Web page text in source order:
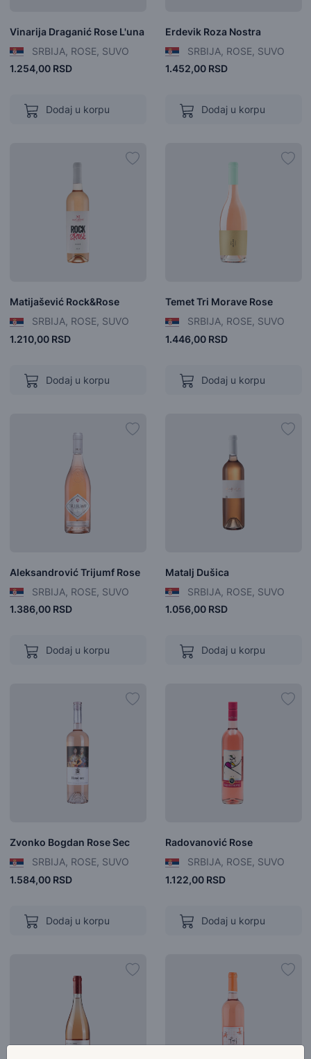
Vinarija Draganić Rose L'una
SRBIJA, ROSE, SUVO
1.254,00 RSD
Dodaj u korpu
Erdevik Roza Nostra
SRBIJA, ROSE, SUVO
1.452,00 RSD
Dodaj u korpu
Matijašević Rock&Rose
SRBIJA, ROSE, SUVO
1.210,00 RSD
Dodaj u korpu
Temet Tri Morave Rose
SRBIJA, ROSE, SUVO
1.446,00 RSD
Dodaj u korpu
Aleksandrović Trijumf Rose
SRBIJA, ROSE, SUVO
1.386,00 RSD
Dodaj u korpu
Matalj Dušica
SRBIJA, ROSE, SUVO
1.056,00 RSD
Dodaj u korpu
Zvonko Bogdan Rose Sec
SRBIJA, ROSE, SUVO
1.584,00 RSD
Dodaj u korpu
Radovanović Rose
SRBIJA, ROSE, SUVO
1.122,00 RSD
Dodaj u korpu